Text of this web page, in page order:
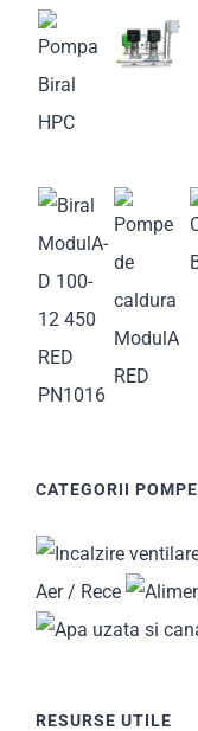
CATEGORII POMPE
Aer / Rece
RESURSE UTILE